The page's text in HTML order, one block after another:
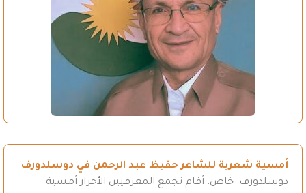
أمسية شعرية للشاعر حفيظ عبد الرحمن في دوسلدورف
دوسلدورف- خاص: أقام تجمع المعرفيين الأحرار أمسية